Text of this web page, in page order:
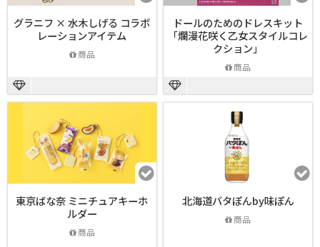
グラニフ × 水木しげる コラボ
レーションアイテム
商品
ドールのためのドレスキット
「爛漫花咲く乙女スタイルコレ
クション」
商品
東京ばな奈 ミニチュアキーホ
ルダー
商品
北海道バタぽんby味ぽん
商品